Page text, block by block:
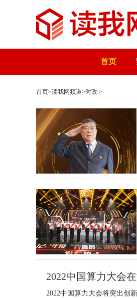
首页
首页>读我网频道>时政 >
2022中国算力大会
2022中国算力大会将突出创